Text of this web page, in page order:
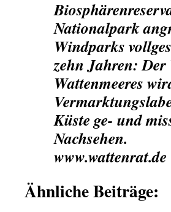
Nationalpark
Windparks
zehn Jahren: Der
Wattenmeeres
Küste ge- und
Nachsehen.
www.wattenrat.de
Ähnliche Beiträge: